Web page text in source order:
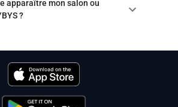
apparaître mon salon ou
?